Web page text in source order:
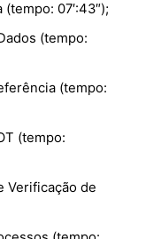
07′:43″);
(tempo:
(tempo:
(tempo:
Verificação de